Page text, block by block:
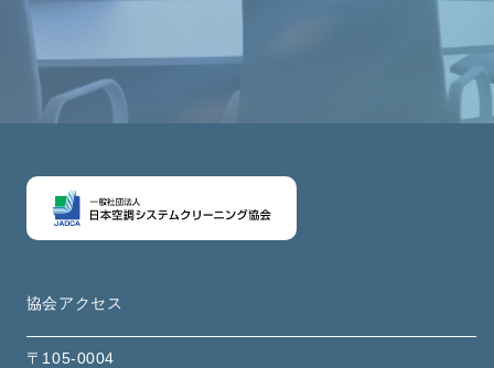
協会アクセス
〒105-0004